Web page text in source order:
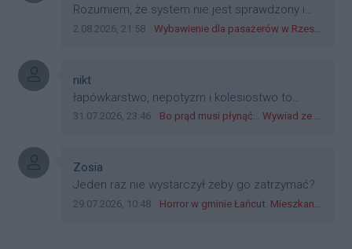
dyskryminację.
Treść komentarza:
Rozumiem, że system nie jest sprawdzony i
przetestowany. Wybieram się z mim młodym
przejazdów dadzą radę. Albo ogarną, jak to
teraz młode ludzie mówią.
Data dodania komentarza:
2.08.2026, 21:58 Źródło komentarza:
Wybawienie dla pasażerów w Rzeszowie? W mieście ruszyły testy nowego rozwiązania
Autor komentarza:
nikt
Treść komentarza:
łapówkarstwo, nepotyzm i kolesiostwo to
norma w pge dystrybucja rzeszów, takie ***e
zagorzali pisowcy
Data dodania komentarza:
31.07.2026, 23:46 Źródło komentarza:
Bo prąd musi płynąć... Wywiad ze Zbigniewem Możdżeniem - Dyrektorem Generalnym Oddziału PGE Dystrybucja w Rzeszowie
Autor komentarza:
Zosia
Treść komentarza:
Jeden raz nie wystarczył żeby go zatrzymać?
Data dodania komentarza:
29.07.2026, 10:48 Źródło komentarza:
Horror w gminie Łańcut. Mieszkaniec Rzeszowa terroryzował rodzinę nożem i zaatakował policjantów! [VIDEO]